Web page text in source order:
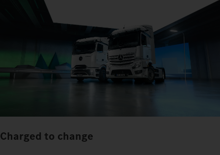
Charged to change